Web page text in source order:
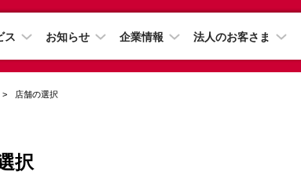
ス お知らせ 企業情報 法人のお客さま
店舗の選択
択